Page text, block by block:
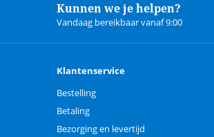
Kunnen we je helpen?
Vandaag bereikbaar vanaf 9:00
Klantenservice
Bestelling
Betaling
Bezorging en levertijd